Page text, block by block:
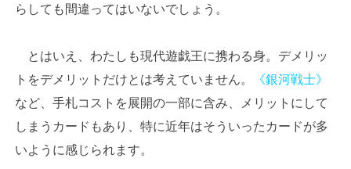
らしても間違ってはいないでしょう。
とはいえ、わたしも現代遊戯王に携わる身。デメリッ
トをデメリットだけとは考えていません。
《銀河戦士》
など、手札コストを展開の一部に含み、メリットにして
しまうカードもあり、特に近年はそういったカードが多
いように感じられます。